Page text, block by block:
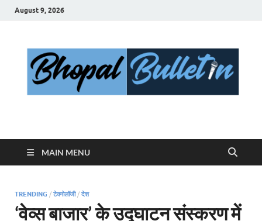
August 9, 2026
Bhopal Bulletin
MAIN MENU
TRENDING / टेक्नोलॉजी/ देश
‘वेव्स बाजार’ के उद्घाटन संस्करण में